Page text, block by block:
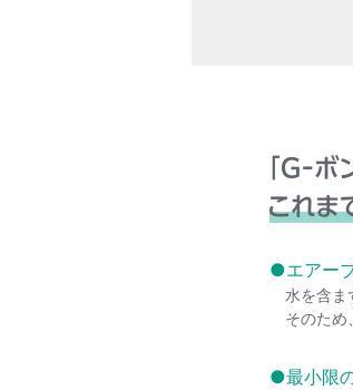
●エアー
水を含ま
そのため
●最小限